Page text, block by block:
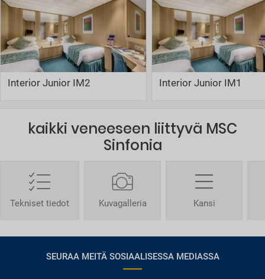
Interior Junior IM2 Interior Junior IM1
kaikki veneeseen liittyvä MSC
Sinfonia
Tekniset tiedot Kuvagalleria Kansi
SEURAA MEITÄ SOSIAALISESSA MEDIASSA